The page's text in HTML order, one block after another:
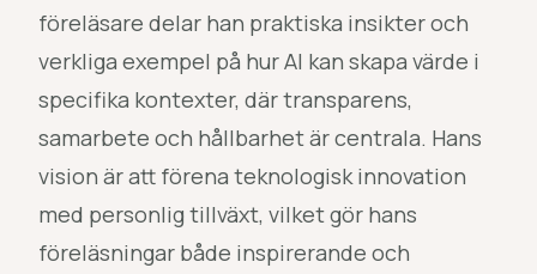
föreläsare delar han praktiska insikter och
verkliga exempel på hur AI kan skapa värde i
specifika kontexter, där transparens,
samarbete och hållbarhet är centrala. Hans
vision är att förena teknologisk innovation
med personlig tillväxt, vilket gör hans
föreläsningar både inspirerande och